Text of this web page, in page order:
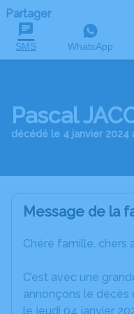
Partager
SMS WhatsApp
Pascal
décédé le 4 janvier 2024
Message de la
Chère famille, chers
C’est avec une
annonçons le décès
le jeudi 04 janvier